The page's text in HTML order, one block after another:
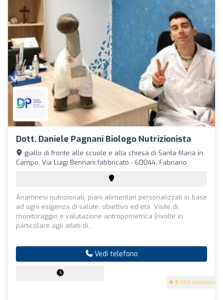
Dott. Daniele Pagnani Biologo Nutrizionista
5 (165 recensioni)
giallo di fronte alle scuole e alla chiesa di Santa Maria in
Campo, Via Luigi Bennani fabbricato - 60044, Fabriano
Anamnesi nutrizionali, piani alimentari personalizzati in base
ad ogni esigenza di salute, obiettivo ed età. Visite di
monitoraggio e valutazione antropometrica (rivolte in
particolare agli atleti di...
Vedi telefono